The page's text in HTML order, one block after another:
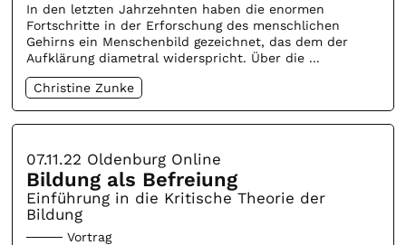
In den letzten Jahrzehnten haben die enormen
Fortschritte in der Erforschung des menschlichen
Gehirns ein Menschenbild gezeichnet, das dem der
Aufklärung diametral widerspricht. Über die ...
Christine Zunke
07.11.22 Oldenburg Online
Bildung als Befreiung
Einführung in die Kritische Theorie der
Bildung
Vortrag